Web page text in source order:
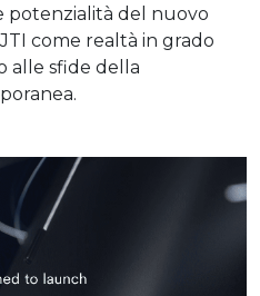
potenzialità del nuovo
come realtà in grado
alle sfide della